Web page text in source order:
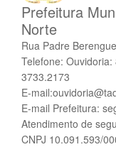
Prefeitura
Norte
Rua Padre
Telefone:
3733.2173
E-
E-mail Prefeitura:
Atendimento de
CNPJ 10.091.593/